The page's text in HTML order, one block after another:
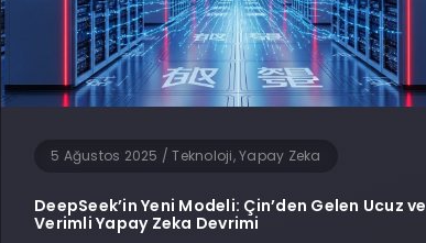
5 Ağustos 2025 /Teknoloji, Yapay Zeka
DeepSeek’in Yeni Modeli: Çin’den Gelen Ucuz ve
Verimli Yapay Zeka Devrimi